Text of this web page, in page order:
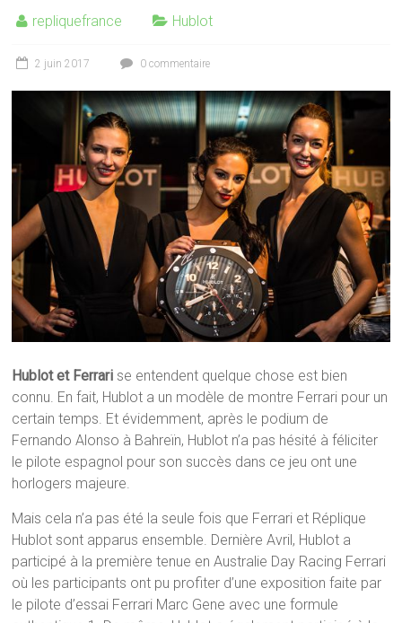
repliquefrance Hublot
2 juin 2017 0 commentaire
Hublot et Ferrari se entendent quelque chose est bien
connu. En fait, Hublot a un modèle de montre Ferrari pour un
certain temps. Et évidemment, après le podium de
Fernando Alonso à Bahreïn, Hublot n’a pas hésité à féliciter
le pilote espagnol pour son succès dans ce jeu ont une
horlogers majeure.
Mais cela n’a pas été la seule fois que Ferrari et Réplique
Hublot sont apparus ensemble. Dernière Avril, Hublot a
participé à la première tenue en Australie Day Racing Ferrari
où les participants ont pu profiter d’une exposition faite par
le pilote d’essai Ferrari Marc Gene avec une formule